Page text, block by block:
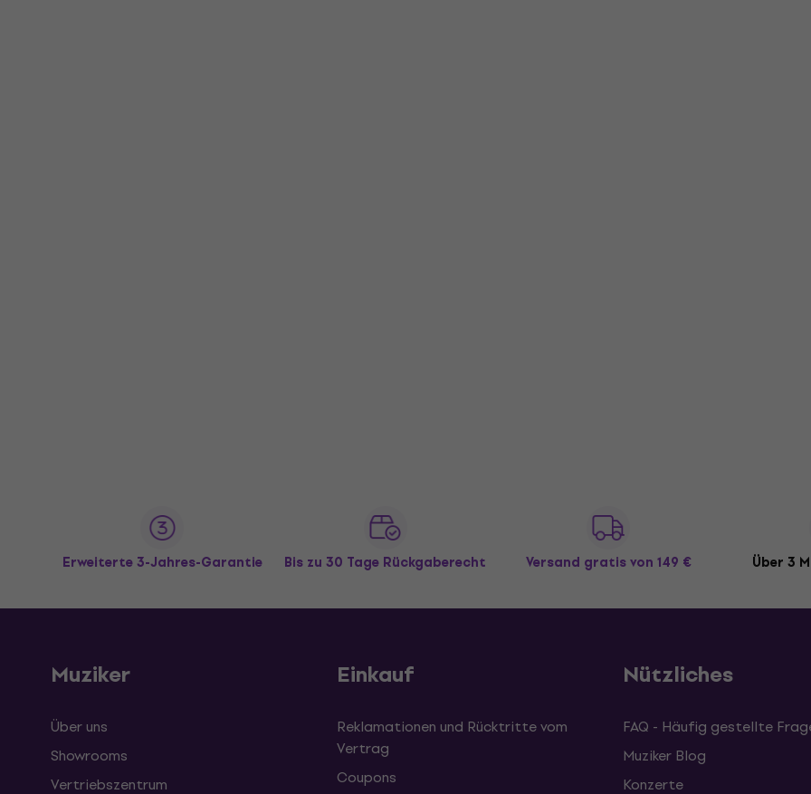
Erweiterte 3-Jahres-Garantie Bis zu 30 Tage Rückgaberecht Versand gratisvon 149 € Über 3
Muziker
Über uns
Showrooms
Vertriebszentrum
Einkauf
Reklamationen und Rücktritte vom
Vertrag
Coupons
Nützliches
FAQ - Häufig gestellte
Muziker Blog
Konzerte